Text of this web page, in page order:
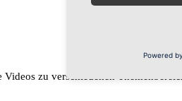
zu verschiedenen
Powered by